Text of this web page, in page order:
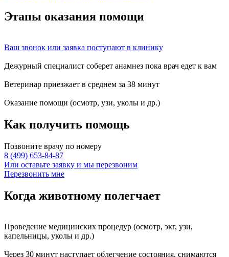
Этапы оказания помощи
Ваш звонок или заявка поступают в клинику
Дежурный специалист соберет анамнез пока врач едет к вам
Ветеринар приезжает в среднем за 38 минут
Оказание помощи (осмотр, узи, уколы и др.)
Как получить помощь
Позвоните врачу по номеру
8 (499) 653-84-87
Или оставьте заявку и мы перезвоним
Перезвонить мне
Когда животному полегчает
Проведение медицинских процедур (осмотр, экг, узи,
капельницы, уколы и др.)
Через 30 минут наступает облегчение состояния, снимаются